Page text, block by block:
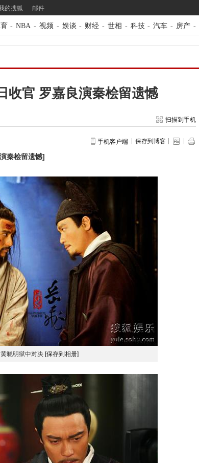
的搜狐 邮件
- NBA - 视频 - 娱谈 - 财经 - 世相 - 科技 - 汽车 - 房产 -
收官 罗嘉良演秦桧留遗憾
扫描到手机
手机客户端 保存到博客
秦桧留遗憾]
晓明狱中对决 [保存到相册]